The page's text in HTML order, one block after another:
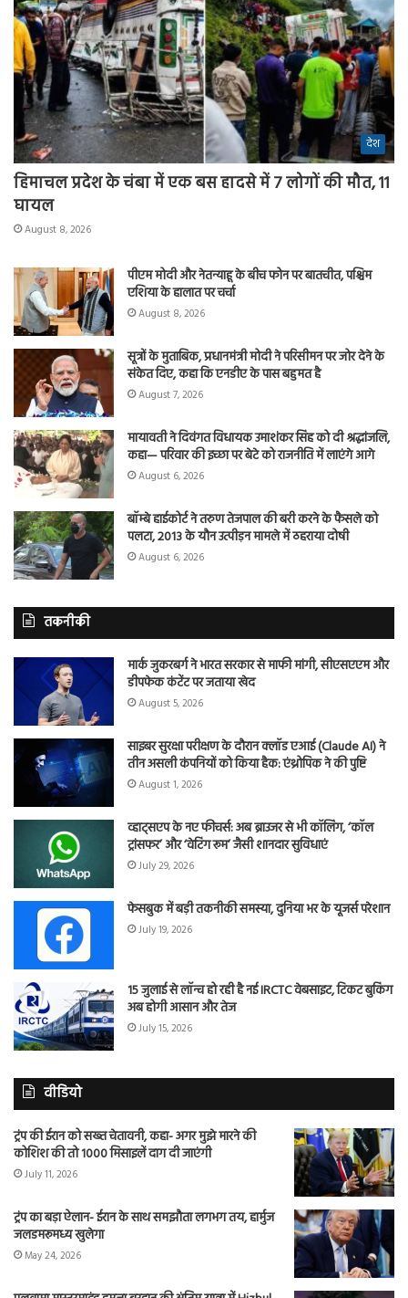
देश
हिमाचल प्रदेश के चंबा में एक बस हादसे में 7 लोगों की मौत, 11
घायल
August 8, 2026
पीएम मोदी और नेतन्याहू के बीच फोन पर बातचीत, पश्चिम
एशिया के हालात पर चर्चा
August 8, 2026
सूत्रों के मुताबिक, प्रधानमंत्री मोदी ने परिसीमन पर जोर देने के
संकेत दिए, कहा कि एनडीए के पास बहुमत है
August 7, 2026
मायावती ने दिवंगत विधायक उमाशंकर सिंह को दी श्रद्धांजलि,
कहा— परिवार की इच्छा पर बेटे को राजनीति में लाएंगे आगे
August 6, 2026
बॉम्बे हाईकोर्ट ने तरुण तेजपाल की बरी करने के फैसले को
पलटा, 2013 के यौन उत्पीड़न मामले में ठहराया दोषी
August 6, 2026
तकनीकी
मार्क जुकरबर्ग ने भारत सरकार से माफी मांगी, सीएसएएम और
डीपफेक कंटेंट पर जताया खेद
August 5, 2026
साइबर सुरक्षा परीक्षण के दौरान क्लॉड एआई (Claude AI) ने
तीन असली कंपनियों को किया हैक: एंथ्रोपिक ने की पुष्टि
August 1, 2026
व्हाट्सएप के नए फीचर्स: अब ब्राउजर से भी कॉलिंग, ‘कॉल
ट्रांसफर’ और ‘वेटिंग रूम’ जैसी शानदार सुविधाएं
July 29, 2026
फेसबुक में बड़ी तकनीकी समस्या, दुनिया भर के यूजर्स परेशान
July 19, 2026
15 जुलाई से लॉन्च हो रही है नई IRCTC वेबसाइट, टिकट बुकिंग
अब होगी आसान और तेज
July 15, 2026
वीडियो
ट्रंप की ईरान को सख्त चेतावनी, कहा- अगर मुझे मारने की
कोशिश की तो 1000 मिसाइलें दाग दी जाएंगी
July 11, 2026
ट्रंप का बड़ा ऐलान- ईरान के साथ समझौता लगभग तय, हार्मुज
जलडमरूमध्य खुलेगा
May 24, 2026